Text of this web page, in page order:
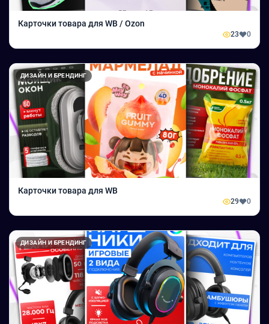
Карточки товара для WB / Ozon
23 0
ДИЗАЙН И БРЕНДИНГ
Карточки товара для WB
29 0
ДИЗАЙН И БРЕНДИНГ